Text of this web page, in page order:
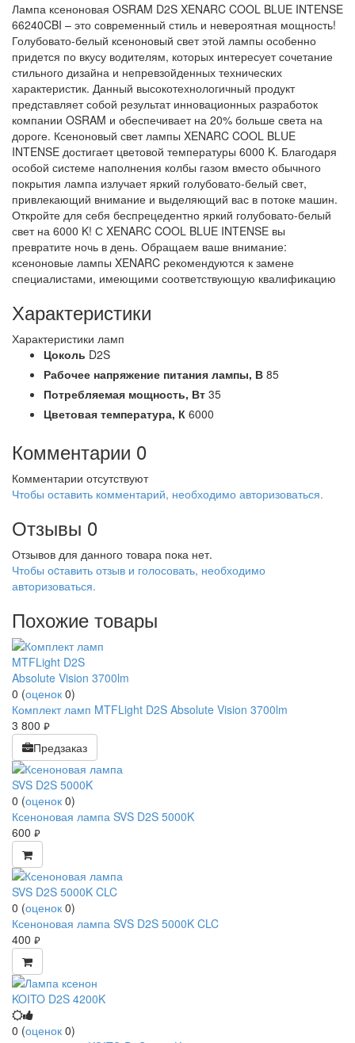
Лампа ксеноновая OSRAM D2S XENARC COOL BLUE INTENSE
66240CBI – это современный стиль и невероятная мощность!
Голубовато-белый ксеноновый свет этой лампы особенно
придется по вкусу водителям, которых интересует сочетание
стильного дизайна и непревзойденных технических
характеристик. Данный высокотехнологичный продукт
представляет собой результат инновационных разработок
компании OSRAM и обеспечивает на 20% больше света на
дороге. Ксеноновый свет лампы XENARC COOL BLUE
INTENSE достигает цветовой температуры 6000 K. Благодаря
особой системе наполнения колбы газом вместо обычного
покрытия лампа излучает яркий голубовато-белый свет,
привлекающий внимание и выделяющий вас в потоке машин.
Откройте для себя беспрецедентно яркий голубовато-белый
свет на 6000 K! С XENARC COOL BLUE INTENSE вы
превратите ночь в день. Обращаем ваше внимание:
ксеноновые лампы XENARC рекомендуются к замене
специалистами, имеющими соответствующую квалификацию
Характеристики
Характеристики ламп
Цоколь D2S
Рабочее напряжение питания лампы, В 85
Потребляемая мощность, Вт 35
Цветовая температура, К 6000
Комментарии 0
Комментарии отсутствуют
Чтобы оставить комментарий, необходимо авторизоваться.
Отзывы 0
Отзывов для данного товара пока нет.
Чтобы оcтавить отзыв и голосовать, необходимо
авторизоваться.
Похожие товары
0 (оценок 0)
Комплект ламп MTFLight D2S Absolute Vision 3700lm
3 800 руб.
Предзаказ
0 (оценок 0)
Ксеноновая лампа SVS D2S 5000K
600 руб.
0 (оценок 0)
Ксеноновая лампа SVS D2S 5000K CLC
400 руб.
0 (оценок 0)